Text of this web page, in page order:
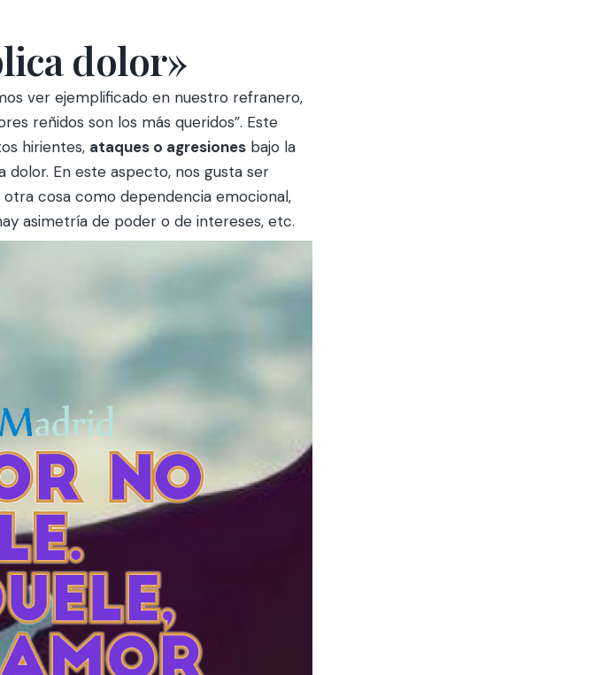
dolor»
ver ejemplificado en nuestro refranero,
reñidos son los más queridos”. Este
hirientes, ataques o agresiones bajo la
En este aspecto, nos gusta ser
otra cosa como dependencia emocional,
asimetría de poder o de intereses, etc.